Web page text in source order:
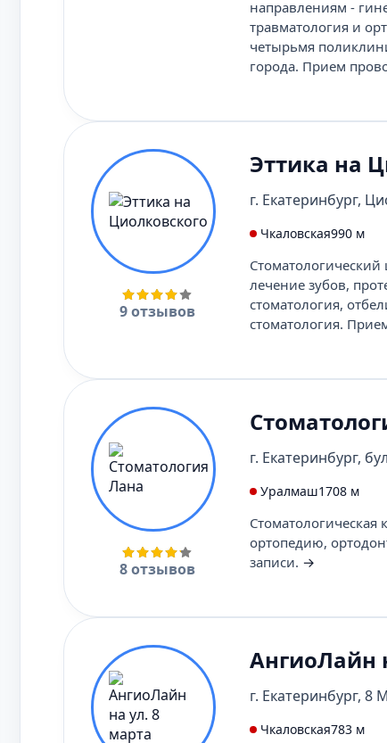
направлениям -
травматология и
четырьмя
города. Прием
9 отзывов
Эттика на
г. Екатеринбург,
Чкаловская990 м
Стоматологический
лечение зубов,
стоматология,
стоматология.
8 отзывов
г. Екатеринбург,
Уралмаш1708 м
Стоматологическая
ортопедию,
записи. →
АнгиоЛайн
г. Екатеринбург, 8
Чкаловская783 м